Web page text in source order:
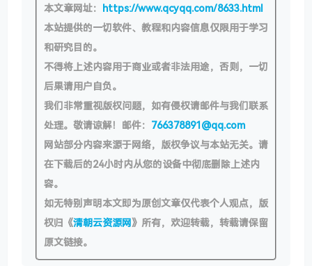
本文章网址： https://www.qcyqq.com/8633.html
本站提供的一切软件、教程和内容信息仅限用于学习
和研究目的。
不得将上述内容用于商业或者非法用途，否则，一切
后果请用户自负。
我们非常重视版权问题，如有侵权请邮件与我们联系
处理。敬请谅解！邮件： 766378891@qq.com
网站部分内容来源于网络，版权争议与本站无关。请
在下载后的24小时内从您的设备中彻底删除上述内
容。
如无特别声明本文即为原创文章仅代表个人观点，版
权归《清朝云资源网》所有，欢迎转载，转载请保留
原文链接。